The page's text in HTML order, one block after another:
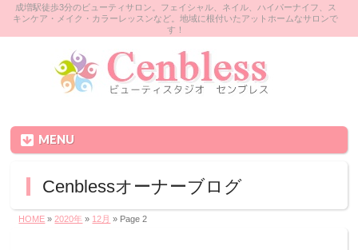
成増駅徒歩3分のビューティサロン。フェイシャル、ネイル、ハイパーナイフ、ス
キンケア・メイク・カラーレッスンなど。地域に根付いたアットホームなサロンで
す！
MENU
Cenblessオーナーブログ
HOME »2020年 » 12月 » Page 2